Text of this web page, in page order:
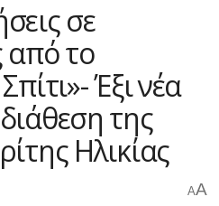
σε
από το
Έξι νέα
της
Ηλικίας
AA